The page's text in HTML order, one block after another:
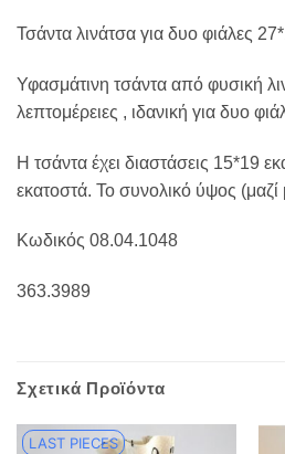
Τσάντα λινάτσα για δυο φιάλες
Υφασμάτινη τσάντα από φυσική
λεπτομέρειες , ιδανική για δυο
Η τσάντα έχει διαστάσεις 15*19
εκατοστά. Το συνολικό ύψος (μαζί
Κωδικός 08.04.1048
363.3989
Σχετικά Προϊόντα
LAST PIECES